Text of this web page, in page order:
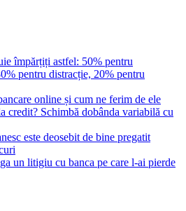
împărțiți astfel: 50% pentru
pentru distracție, 20% pentru
online și cum ne ferim de ele
credit? Schimbă dobânda variabilă cu
este deosebit de bine pregatit
un litigiu cu banca pe care l-ai pierde